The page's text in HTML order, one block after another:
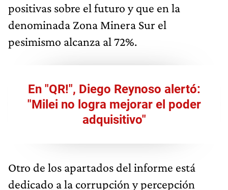
positivas sobre el futuro y que en la
denominada Zona Minera Sur el
pesimismo alcanza al 72%.
En "QR!", Diego Reynoso alertó:
"Milei no logra mejorar el poder
adquisitivo"
Otro de los apartados del informe está
dedicado a la corrupción y percepción